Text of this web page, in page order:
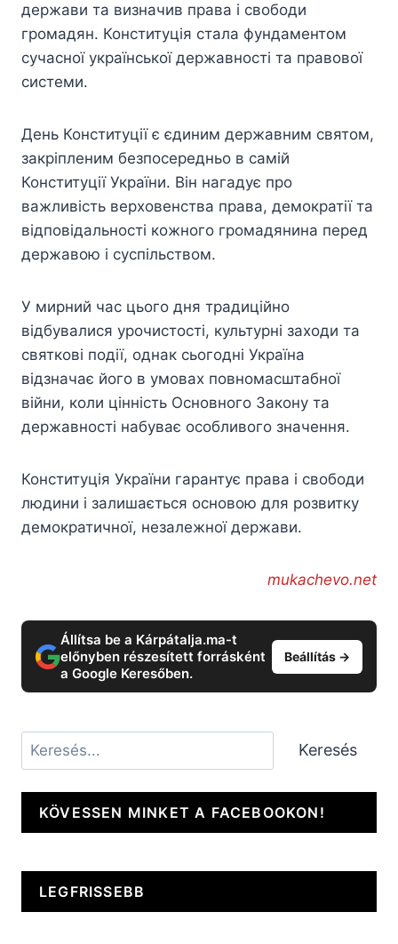
держави та визначив права і свободи
громадян. Конституція стала фундаментом
сучасної української державності та правової
системи.
День Конституції є єдиним державним святом,
закріпленим безпосередньо в самій
Конституції України. Він нагадує про
важливість верховенства права, демократії та
відповідальності кожного громадянина перед
державою і суспільством.
У мирний час цього дня традиційно
відбувалися урочистості, культурні заходи та
святкові події, однак сьогодні Україна
відзначає його в умовах повномасштабної
війни, коли цінність Основного Закону та
державності набуває особливого значення.
Конституція України гарантує права і свободи
людини і залишається основою для розвитку
демократичної, незалежної держави.
mukachevo.net
Állítsa be a Kárpátalja.ma-t
előnyben részesített forrásként
a Google Keresőben.
Beállítás →
Keresés Keresés
KÖVESSEN MINKET A FACEBOOKON!
LEGFRISSEBB